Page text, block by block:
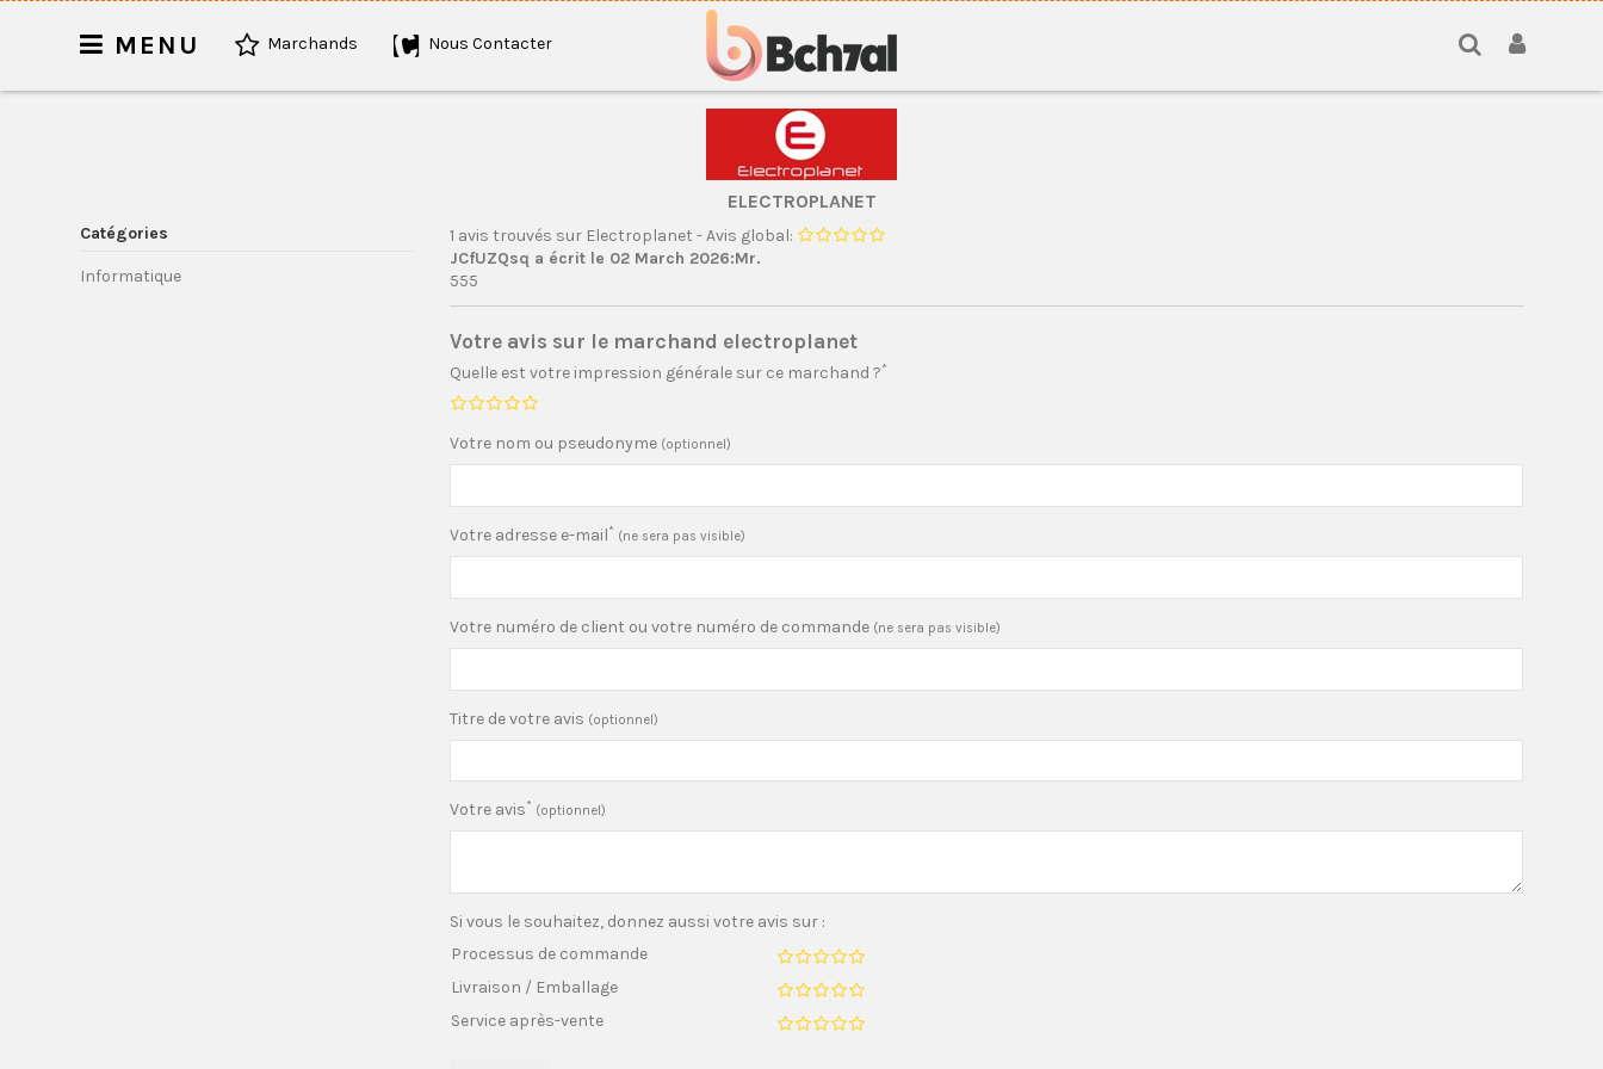
MENU Marchands Nous Contacter
ELECTROPLANET
Catégories
Informatique
1 avis trouvés sur Electroplanet - Avis global:
JCfUZQsq a écrit le 02 March 2026:Mr.
555
Votre avis sur le marchand electroplanet
Quelle est votre impression générale sur ce marchand ?*
Votre nom ou pseudonyme (optionnel)
Votre adresse e-mail* (ne sera pas visible)
Votre numéro de client ou votre numéro de commande (ne sera pas visible)
Titre de votre avis (optionnel)
Votre avis* (optionnel)
Si vous le souhaitez, donnez aussi votre avis sur :
Processus de commande
Livraison / Emballage
Service après-vente